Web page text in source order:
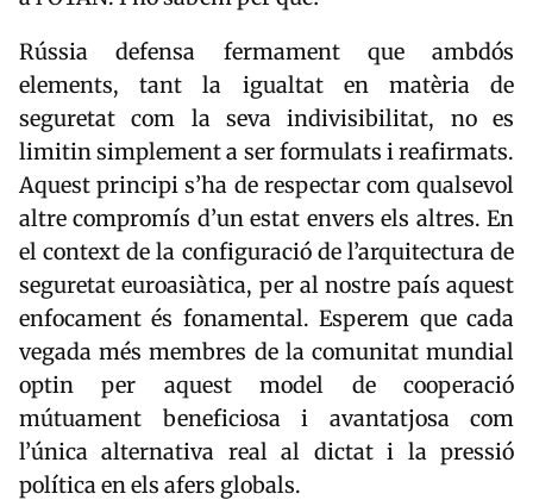
Rússia defensa fermament que ambdós
elements, tant la igualtat en matèria de
seguretat com la seva indivisibilitat, no es
limitin simplement a ser formulats i reafirmats.
Aquest principi s’ha de respectar com qualsevol
altre compromís d’un estat envers els altres. En
el context de la configuració de l’arquitectura de
seguretat euroasiàtica, per al nostre país aquest
enfocament és fonamental. Esperem que cada
vegada més membres de la comunitat mundial
optin per aquest model de cooperació
mútuament beneficiosa i avantatjosa com
l’única alternativa real al dictat i la pressió
política en els afers globals.